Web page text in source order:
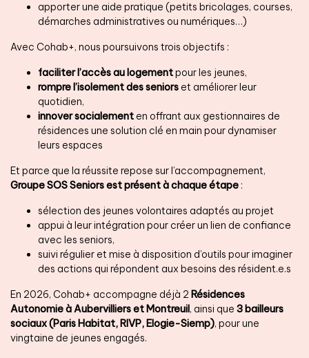
apporter une aide pratique (petits bricolages, courses,
démarches administratives ou numériques…)
Avec Cohab+, nous poursuivons trois objectifs :
faciliter l’accès au logementpour les jeunes,
rompre l’isolement des seniors et améliorer leur
quotidien,
innover socialement en offrant aux gestionnaires de
résidences une solution clé en main pour dynamiser
leurs espaces
Et parce que la réussite repose sur l’accompagnement,
Groupe SOS Seniors est présent à chaque étape :
sélection des jeunes volontaires adaptés au projet
appui à leur intégration pour créer un lien de confiance
avec les seniors,
suivi régulier et mise à disposition d’outils pour imaginer
des actions qui répondent aux besoins des résident.e.s
En 2026, Cohab+ accompagne déjà 2 Résidences
Autonomie à Aubervilliers et Montreuil, ainsi que 3 bailleurs
sociaux (Paris Habitat, RIVP, Elogie-Siemp), pour une
vingtaine de jeunes engagés.